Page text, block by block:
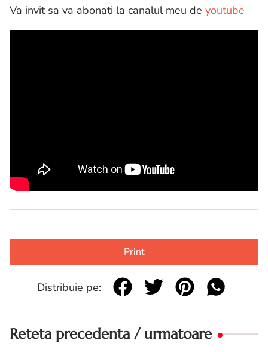
Va invit sa va abonati la canalul meu de youtube
Print
Distribuie pe:
Reteta precedenta / urmatoare